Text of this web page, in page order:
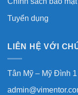
Tuyển dụng
LIÊN HỆ VỚI
Tân Mỹ – Mỹ Đình